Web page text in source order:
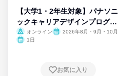
【大学1・2年生対象】パナソニ
ックキャリアデザインプログラ
ム
オンライン
2026年8月・9月・10月
1日
お気に入り